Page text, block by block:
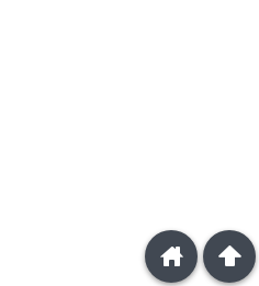
arrowup
home